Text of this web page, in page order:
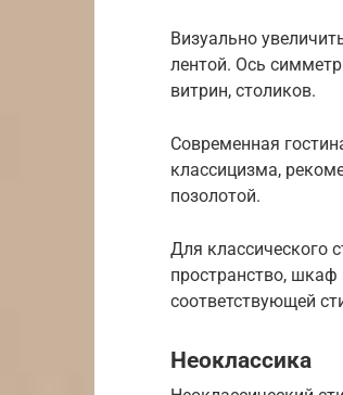
Визуально
лентой. Ось
витрин, столиков.
Современная
классицизма,
позолотой.
Для классического
пространство,
соответствующей
Неоклассика